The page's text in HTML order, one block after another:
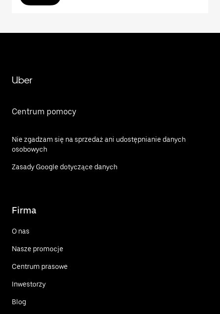
Uber
Centrum pomocy
Nie zgadzam się na sprzedaż ani udostępnianie danych
osobowych
Zasady Google dotyczące danych
Firma
O nas
Nasze promocje
Centrum prasowe
Inwestorzy
Blog